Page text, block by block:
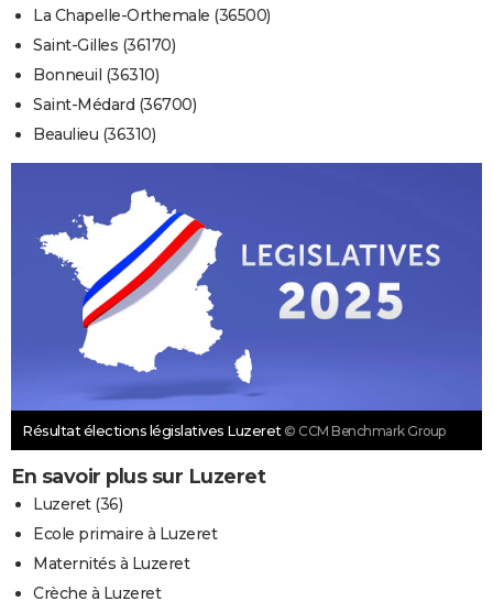
La Chapelle-Orthemale (36500)
Saint-Gilles (36170)
Bonneuil (36310)
Saint-Médard (36700)
Beaulieu (36310)
Résultat élections législatives Luzeret © CCM Benchmark Group
En savoir plus sur Luzeret
Luzeret (36)
Ecole primaire à Luzeret
Maternités à Luzeret
Crèche à Luzeret